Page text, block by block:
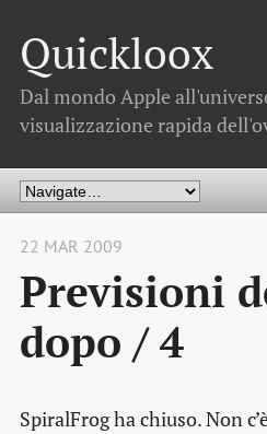
Quickloox
Dal mondo Apple
visualizzazione rapida
22 MAR 2009
Previsioni
dopo / 4
SpiralFrog ha chiuso. Non